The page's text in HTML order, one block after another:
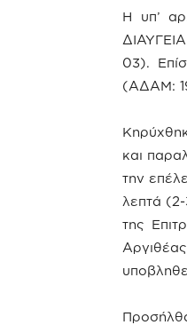
Η υπ’
03).
(ΑΔΑΜ:
και
την
λεπτά
της